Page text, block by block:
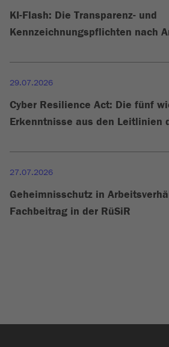
KI-Flash: Die Transparenz- und
Kennzeichnungspflichten nach
29.07.2026
Cyber Resilience Act: Die fünf
Erkenntnisse aus den Leitlinien
27.07.2026
Geheimnisschutz in
Fachbeitrag in der RüSiR